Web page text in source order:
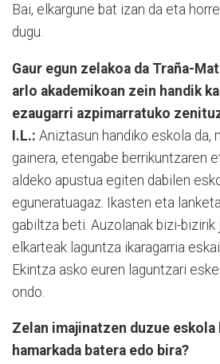
Bai, elkargune bat izan da eta
dugu.
Gaur egun zelakoa da Traña-
arlo akademikoan zein handik
ezaugarri azpimarratuko
I.L.: Aniztasun handiko eskola da,
gainera, etengabe berrikuntzaren
aldeko apustua egiten dabilen
eguneratuagaz. Ikasten eta
gabiltza beti. Auzolanak bizi-bizirik
elkarteak laguntza ikaragarria
Ekintza asko euren laguntzari
ondo.
Zelan imajinatzen duzue eskola
hamarkada batera edo bira?